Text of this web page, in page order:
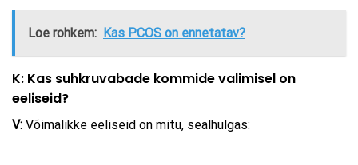
Loe rohkem: Kas PCOS on ennetatav?
K: Kas suhkruvabade kommide valimisel on
eeliseid?
V: Võimalikke eeliseid on mitu, sealhulgas: